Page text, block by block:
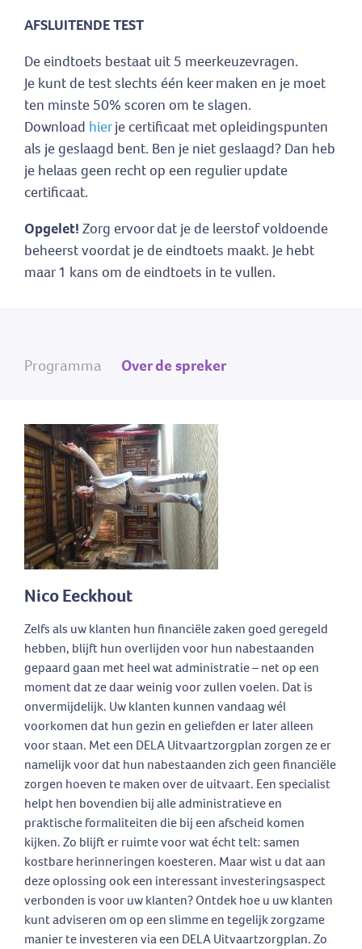
AFSLUITENDE TEST
De eindtoets bestaat uit 5 meerkeuzevragen.
Je kunt de test slechts één keer maken en je moet
ten minste 50% scoren om te slagen.
Download hierje certificaat met opleidingspunten
als je geslaagd bent. Ben je niet geslaagd? Dan heb
je helaas geen recht op een regulier update
certificaat.
Opgelet! Zorg ervoor dat je de leerstof voldoende
beheerst voordat je de eindtoets maakt. Je hebt
maar 1 kans om de eindtoets in te vullen.
Programma Over de spreker
Nico Eeckhout
Zelfs als uw klanten hun financiële zaken goed geregeld
hebben, blijft hun overlijden voor hun nabestaanden
gepaard gaan met heel wat administratie – net op een
moment dat ze daar weinig voor zullen voelen. Dat is
onvermijdelijk. Uw klanten kunnen vandaag wél
voorkomen dat hun gezin en geliefden er later alleen
voor staan. Met een DELA Uitvaartzorgplan zorgen ze er
namelijk voor dat hun nabestaanden zich geen financiële
zorgen hoeven te maken over de uitvaart. Een specialist
helpt hen bovendien bij alle administratieve en
praktische formaliteiten die bij een afscheid komen
kijken. Zo blijft er ruimte voor wat écht telt: samen
kostbare herinneringen koesteren. Maar wist u dat aan
deze oplossing ook een interessant investeringsaspect
verbonden is voor uw klanten? Ontdek hoe u uw klanten
kunt adviseren om op een slimme en tegelijk zorgzame
manier te investeren via een DELA Uitvaartzorgplan. Zo